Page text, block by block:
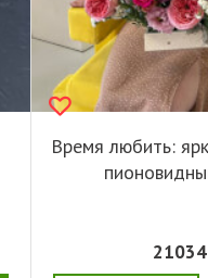
Время любить:
21034